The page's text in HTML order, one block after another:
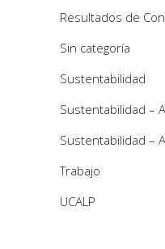
Resultados de
Sin categoría
Sustentabilidad
Sustentabilidad –
Sustentabilidad –
Trabajo
UCALP